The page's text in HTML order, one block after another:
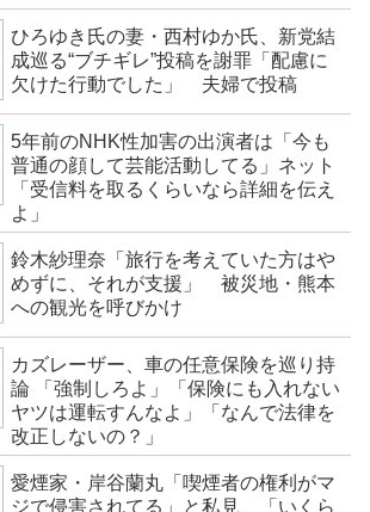
ひろゆき氏の妻・西村ゆか氏、新党結
成巡る“ブチギレ”投稿を謝罪「配慮に
欠けた行動でした」 夫婦で投稿
5年前のNHK性加害の出演者は「今も
普通の顔して芸能活動してる」ネット
「受信料を取るくらいなら詳細を伝え
よ」
鈴木紗理奈「旅行を考えていた方はや
めずに、それが支援」 被災地・熊本
への観光を呼びかけ
カズレーザー、車の任意保険を巡り持
論 「強制しろよ」「保険にも入れない
ヤツは運転すんなよ」「なんで法律を
改正しないの？」
愛煙家・岸谷蘭丸「喫煙者の権利がマ
ジで侵害されてる」と私見 「いくら